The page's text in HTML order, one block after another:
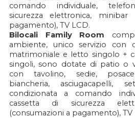
comando individuale,
sicurezza elettronica, minibar
pagamento), TV LCD.
Bilocali Family Room
ambiente, unico servizio con
matrimoniale e letto singolo +
singoli, sono dotate di patio o
con tavolino, sedie,
biancheria, asciugacapelli,
condizionata a comando
cassetta di sicurezza
(consumazioni a pagamento), TV